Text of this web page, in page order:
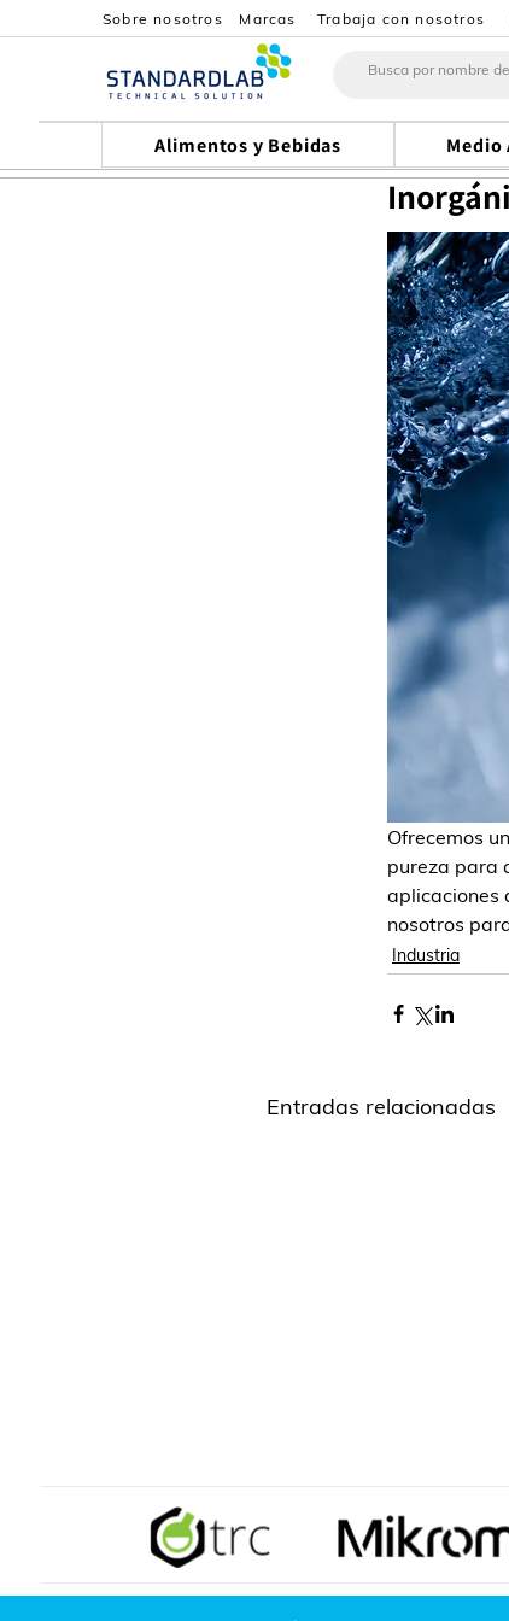
Sobre nosotros Marcas Trabaja con nosotros
Alimentos y Bebidas Medio
Ofrecemos
pureza para
aplicaciones
nosotros
Industria
Entradas relacionadas